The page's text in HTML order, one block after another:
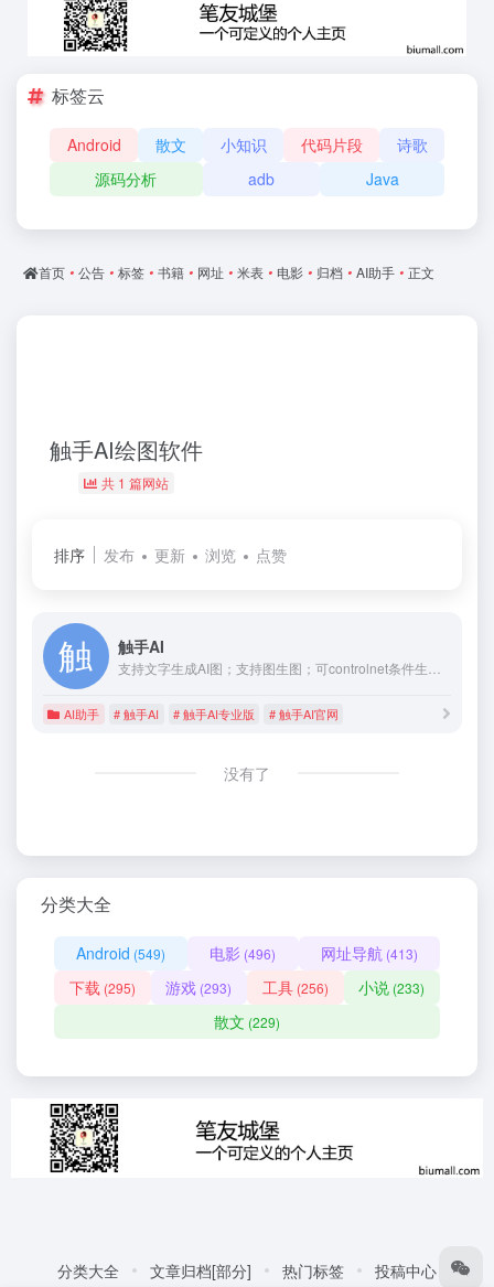
标签云
Android 散文 小知识 代码片段
诗歌
源码分析
adb Java
首页 • 公告 • 标签 • 书籍 • 网址 • 米表 • 电影 • 归档 • AI助手 • 正文
触手AI绘图软件
共 1 篇网站
排序 发布 更新 浏览 点赞
触手AI
AI助手 # 触手AI # 触手AI专业版 # 触手AI官网
没有了
分类大全
Android (549) 电影 (496) 网址导航 (413)
下载 (295) 游戏 (293) 工具(256) 小说 (233)
散文 (229)
分类大全 文章归档[部分] 热门标签 投稿中心